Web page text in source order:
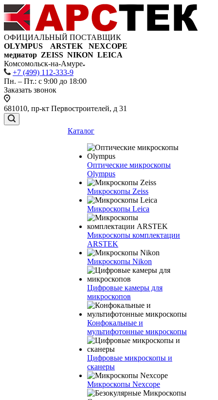
ОФИЦИАЛЬНЫЙ ПОСТАВЩИК
OLYMPUS ARSTEK NEXCOPE
медиатор ZEISS NIKON LEICA
Комсомольск-на-Амуре
+7 (499) 112-333-9
Пн. – Пт.: с 9:00 до 18:00
Заказать звонок
681010, пр-кт Первостроителей, д 31
Каталог
Оптические микроскопы
Olympus
Микроскопы Zeiss
Микроскопы Leica
Микроскопы комплектации
ARSTEK
Микроскопы Nikon
Цифровые камеры для
микроскопов
Конфокальные и
мультифотонные микроскопы
Цифровые микроскопы и
сканеры
Микроскопы Nexcope